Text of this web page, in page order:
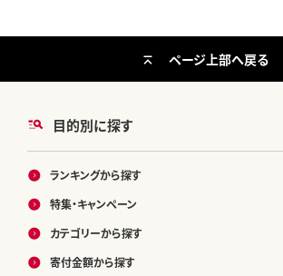
目的別に探す
ランキングから探す
特集・キャンペーン
カテゴリーから探す
寄付金額から探す
ページ上部へ戻る